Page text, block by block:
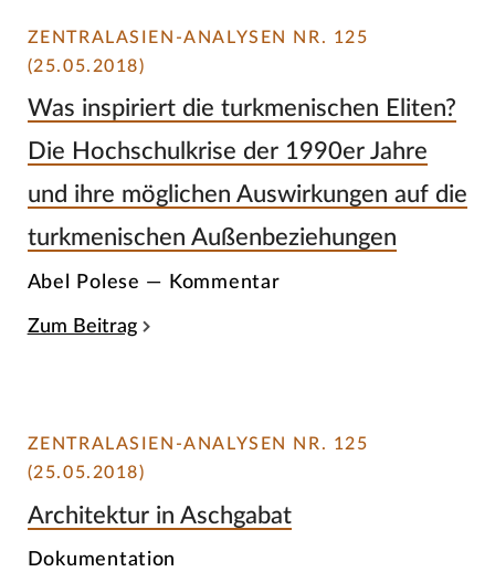
ZENTRALASIEN-ANALYSEN NR. 125
(25.05.2018)
Was inspiriert die turkmenischen Eliten?
Die Hochschulkrise der 1990er Jahre
und ihre möglichen Auswirkungen auf die
turkmenischen Außenbeziehungen
Abel Polese — Kommentar
Zum Beitrag
ZENTRALASIEN-ANALYSEN NR. 125
(25.05.2018)
Architektur in Aschgabat
Dokumentation